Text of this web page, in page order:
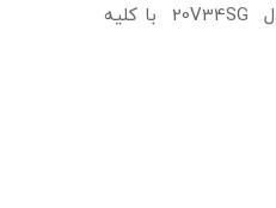
مدل 20V34SG با کلیه